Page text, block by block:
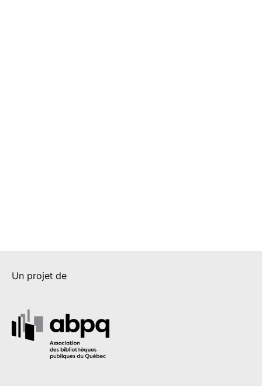
Un projet de